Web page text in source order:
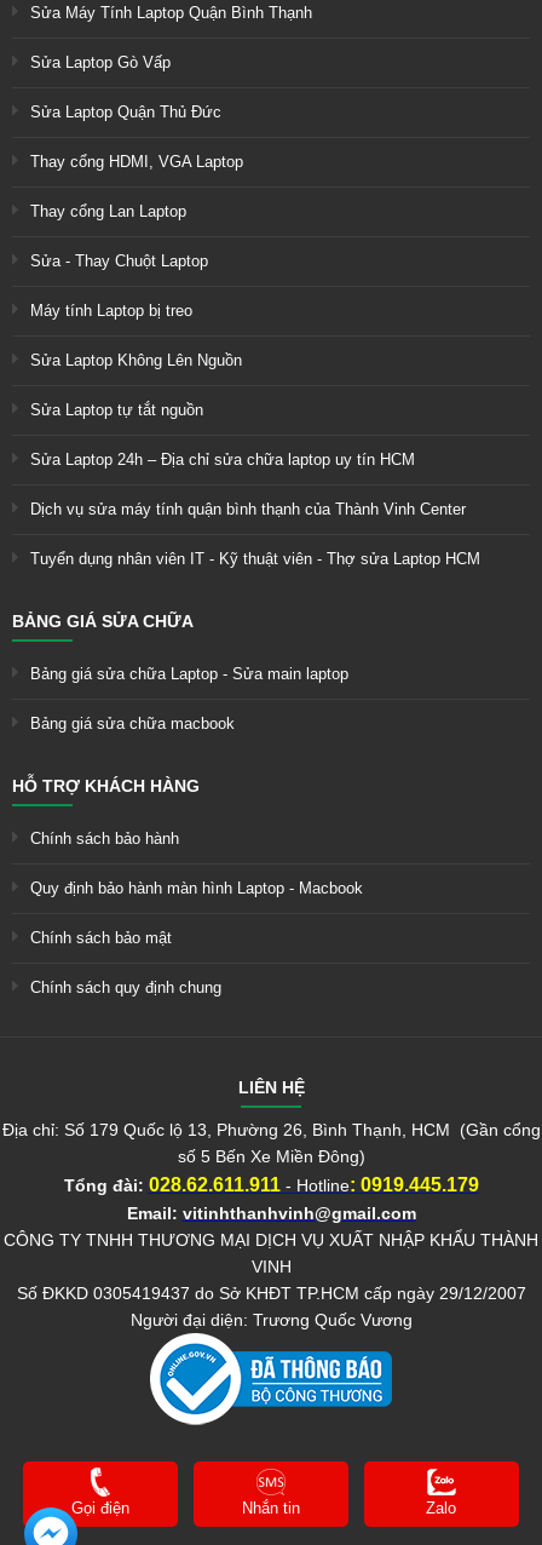
Sửa Máy Tính Laptop Quận Bình Thạnh
Sửa Laptop Gò Vấp
Sửa Laptop Quận Thủ Đức
Thay cổng HDMI, VGA Laptop
Thay cổng Lan Laptop
Sửa - Thay Chuột Laptop
Máy tính Laptop bị treo
Sửa Laptop Không Lên Nguồn
Sửa Laptop tự tắt nguồn
Sửa Laptop 24h – Địa chỉ sửa chữa laptop uy tín HCM
Dịch vụ sửa máy tính quận bình thạnh của Thành Vinh Center
Tuyển dụng nhân viên IT - Kỹ thuật viên - Thợ sửa Laptop HCM
BẢNG GIÁ SỬA CHỮA
Bảng giá sửa chữa Laptop - Sửa main laptop
Bảng giá sửa chữa macbook
HỖ TRỢ KHÁCH HÀNG
Chính sách bảo hành
Quy định bảo hành màn hình Laptop - Macbook
Chính sách bảo mật
Chính sách quy định chung
LIÊN HỆ
Địa chỉ: Số 179 Quốc lộ 13, Phường 26, Bình Thạnh, HCM (Gần cổng
số 5 Bến Xe Miền Đông)
Tổng đài: 028.62.611.911 - Hotline: 0919.445.179
Email: vitinhthanhvinh@gmail.com
CÔNG TY TNHH THƯƠNG MẠI DỊCH VỤ XUẤT NHẬP KHẨU THÀNH
VINH
Số ĐKKD 0305419437 do Sở KHĐT TP.HCM cấp ngày 29/12/2007
Người đại diện: Trương Quốc Vương
Gọi điện Nhắn tin Zalo